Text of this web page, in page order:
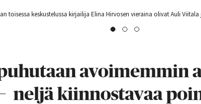
Elina Hirvosen vieraina olivat Auli Viitala ja Laura Kolbe.
avoimemmin
neljä kiinnostavaa